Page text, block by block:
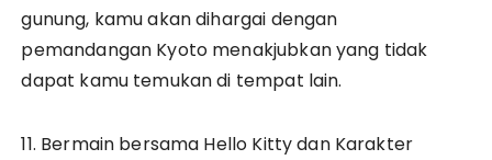
gunung, kamu akan dihargai dengan
pemandangan Kyoto menakjubkan yang tidak
dapat kamu temukan di tempat lain.
11. Bermain bersama Hello Kitty dan Karakter